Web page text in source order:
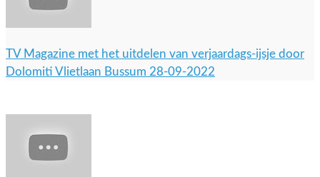
TV Magazine met het uitdelen van verjaardags-ijsje door
Dolomiti Vlietlaan Bussum 28-09-2022